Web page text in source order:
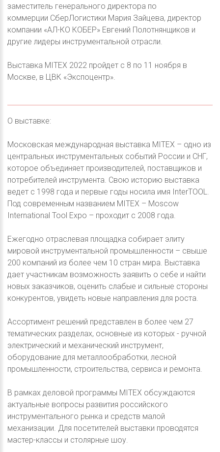
заместитель генерального директора по
коммерции СберЛогистики Мария Зайцева, директор
компании «АЛ-КО КОБЕР» Евгений Полотнянщиков и
другие лидеры инструментальной отрасли.
Выставка MITEX 2022 пройдет с 8 по 11 ноября в
Москве, в ЦВК «Экспоцентр».
О выставке:
Московская международная выставка MITEX – одно из
центральных инструментальных событий России и СНГ,
которое объединяет производителей, поставщиков и
потребителей инструмента. Свою историю выставка
ведет с 1998 года и первые годы носила имя InterTOOL.
Под современным названием MITEX – Moscow
International Tool Expo – проходит с 2008 года.
Ежегодно отраслевая площадка собирает элиту
мировой инструментальной промышленности – свыше
200 компаний из более чем 10 стран мира. Выставка
дает участникам возможность заявить о себе и найти
новых заказчиков, оценить слабые и сильные стороны
конкурентов, увидеть новые направления для роста.
Ассортимент решений представлен в более чем 27
тематических разделах, основные из которых - ручной
электрический и механический инструмент,
оборудование для металлообработки, лесной
промышленности, строительства, сервиса и ремонта.
В рамках деловой программы MITEX обсуждаются
актуальные вопросы развития российского
инструментального рынка и средств малой
механизации. Для посетителей выставки проводятся
мастер-классы и столярные шоу.